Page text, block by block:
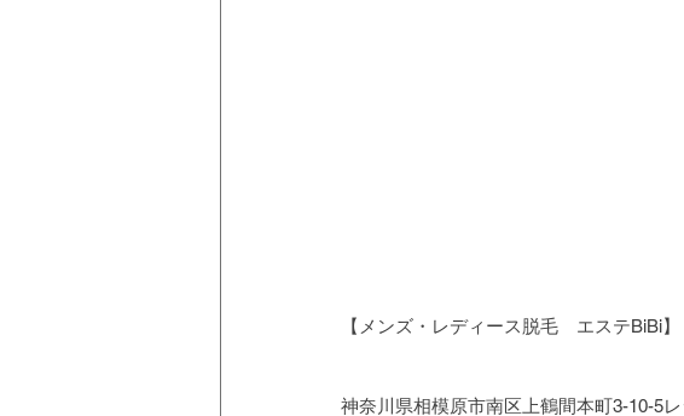
【メンズ・レディース脱毛　エステBiBi】
神奈川県相模原市南区上鶴間本町3-10-5